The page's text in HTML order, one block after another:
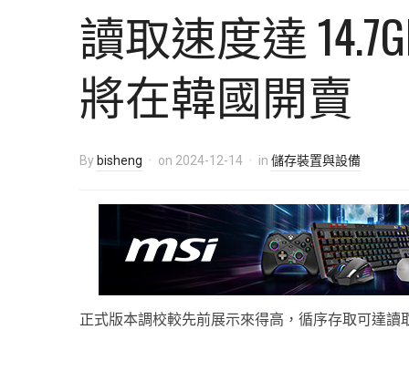
讀取速度達
將在韓國開賣
By bisheng on 2024-12-14 in 儲存裝置與設備
正式版本調校較先前展示來得高，循序存取可達